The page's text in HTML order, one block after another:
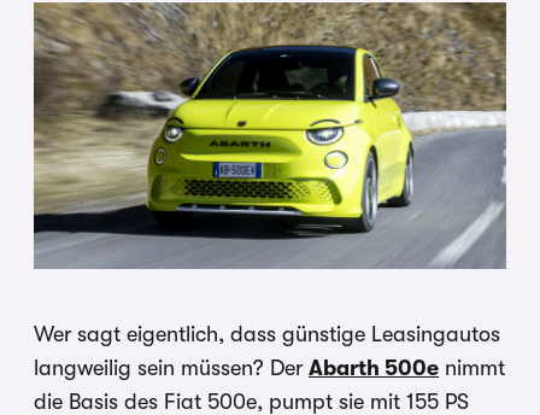
Wer sagt eigentlich, dass günstige Leasingautos
langweilig sein müssen? Der Abarth 500e nimmt
die Basis des Fiat 500e, pumpt sie mit 155 PS